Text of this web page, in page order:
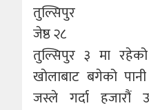
तुल्सिपुर
जेष्ठ २८
तुल्सिपुर ३ मा
खाेलाबाट बगेको
जस्ले गर्दा हजारौं